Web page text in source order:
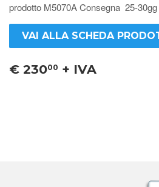
prodotto M5070A Consegna 25-
VAI ALLA SCHEDA
€ 23000 + IVA